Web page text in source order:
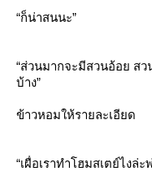
“ก็น่าสนนะ”
“ส่วนมากจะมีสวนอ้อย ส
บ้าง”
ข้าวหอมให้รายละเอียด
“เผื่อเราทำโฮมสเตย์ไงล่ะ